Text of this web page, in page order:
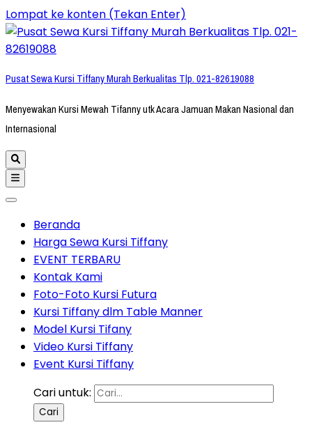
Lompat ke konten (Tekan Enter)
Pusat Sewa Kursi Tiffany Murah Berkualitas Tlp. 021-82619088
Menyewakan Kursi Mewah Tifanny utk Acara Jamuan Makan Nasional dan
Internasional
Beranda
Harga Sewa Kursi Tiffany
EVENT TERBARU
Kontak Kami
Foto-Foto Kursi Futura
Kursi Tiffany dlm Table Manner
Model Kursi Tifany
Video Kursi Tiffany
Event Kursi Tiffany
Cari untuk: